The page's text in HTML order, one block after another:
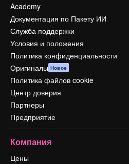
Academy
Документация по Пакету ИИ
Служба поддержки
Условия и положения
Политика конфиденциальности
Оригиналы Новое
Политика файлов cookie
Центр доверия
Партнеры
Предприятие
Компания
Цены